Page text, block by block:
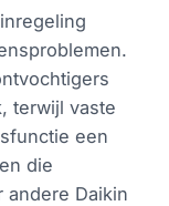
terwijl vaste
een
die
andere Daikin